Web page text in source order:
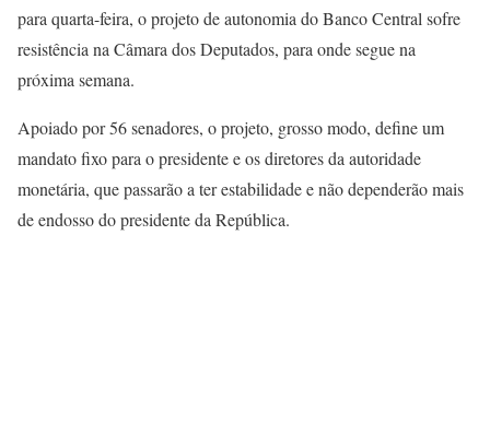
para quarta-feira, o projeto de autonomia do Banco Central sofre
resistência na Câmara dos Deputados, para onde segue na
próxima semana.
Apoiado por 56 senadores, o projeto, grosso modo, define um
mandato fixo para o presidente e os diretores da autoridade
monetária, que passarão a ter estabilidade e não dependerão mais
de endosso do presidente da República.